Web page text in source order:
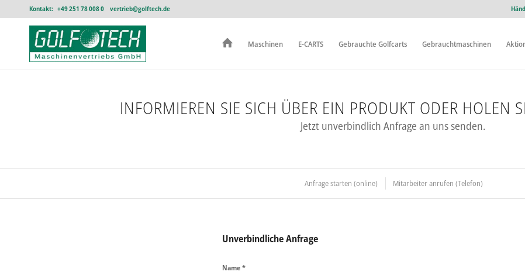
Kontakt: +49 251 78 008 0 vertrieb@golftech.de
Maschinen E-CARTS Gebrauchte Golfcarts Gebrauchtmaschinen
INFORMIEREN SIE SICH ÜBER EIN PRODUKT ODER HOLEN
Jetzt unverbindlich Anfrage an uns senden.
Anfrage starten (online) Mitarbeiter anrufen (Telefon)
Unverbindliche Anfrage
Name *